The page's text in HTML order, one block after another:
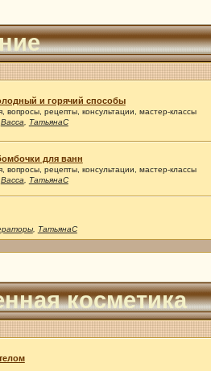
и горячий способы
рецепты, консультации, мастер-классы
Васса ТатьянаС
для ванн
рецепты, консультации, мастер-классы
Васса ТатьянаС
, ТатьянаС
косметика